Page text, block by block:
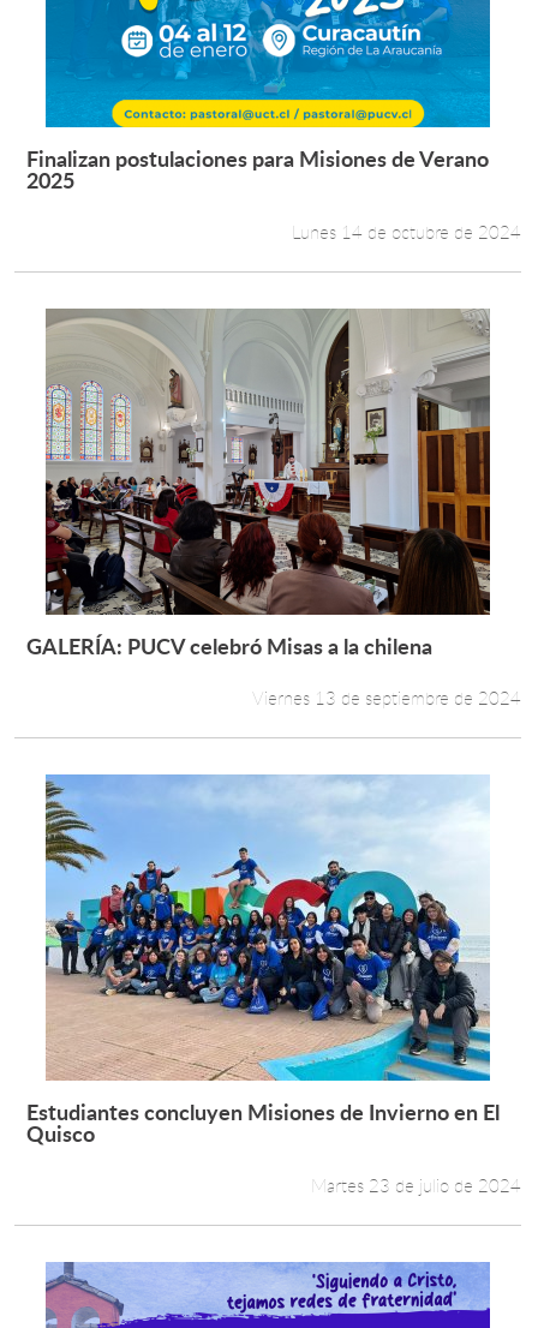
Leer más +
Finalizan postulaciones para Misiones de Verano
2025
Lunes 14 de octubre de 2024
Leer más +
GALERÍA: PUCV celebró Misas a la chilena
Viernes 13 de septiembre de 2024
Leer más +
Estudiantes concluyen Misiones de Invierno en El
Quisco
Martes 23 de julio de 2024